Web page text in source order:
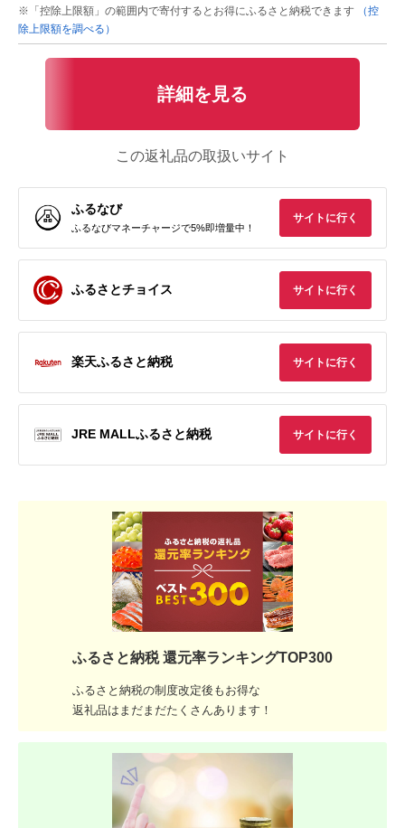
※「控除上限額」の範囲内で寄付するとお得にふるさと納税できます
（控
除上限額を調べる）
詳細を見る
この返礼品の取扱いサイト
ふるなび
ふるなびマネーチャージで5%即増量中！
サイトに行く
ふるさとチョイス サイトに行く
楽天ふるさと納税 サイトに行く
JRE MALLふるさと納税 サイトに行く
ふるさと納税 還元率ランキングTOP300
ふるさと納税の制度改定後もお得な
返礼品はまだまだたくさんあります！